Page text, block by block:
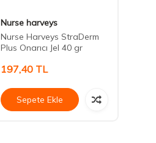
Nurse harveys
Nurse Harveys StraDerm
Plus Onarıcı Jel 40 gr
197,40 TL
Sepete Ekle